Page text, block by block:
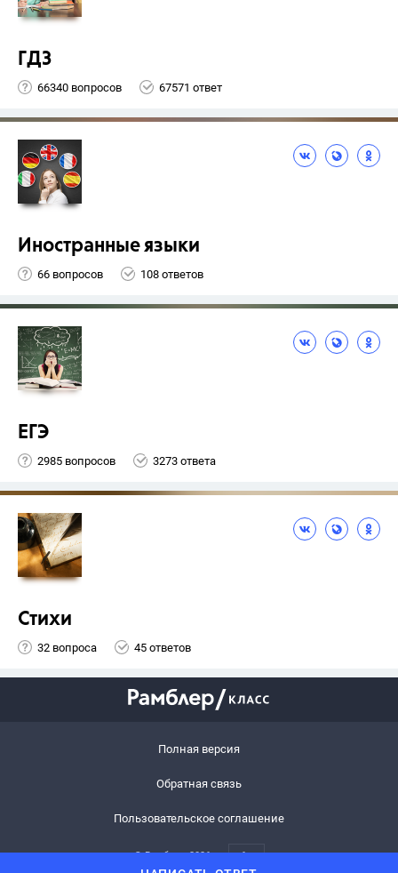
ГДЗ
66340 вопросов 67571 ответ
Иностранные языки
66 вопросов 108 ответов
ЕГЭ
2985 вопросов 3273 ответа
Стихи
32 вопроса 45 ответов
Полная версия
Обратная связь
Пользовательское соглашение
© Рамблер,2026 6+